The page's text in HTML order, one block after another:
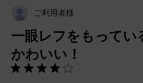
ご利用者様
一眼レフをもってい
かわいい！